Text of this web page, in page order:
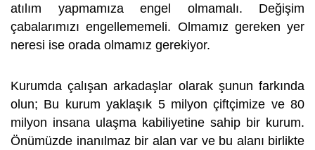
atılım yapmamıza engel olmamalı. Değişim
çabalarımızı engellememeli. Olmamız gereken yer
neresi ise orada olmamız gerekiyor.
Kurumda çalışan arkadaşlar olarak şunun farkında
olun; Bu kurum yaklaşık 5 milyon çiftçimize ve 80
milyon insana ulaşma kabiliyetine sahip bir kurum.
Önümüzde inanılmaz bir alan var ve bu alanı birlikte